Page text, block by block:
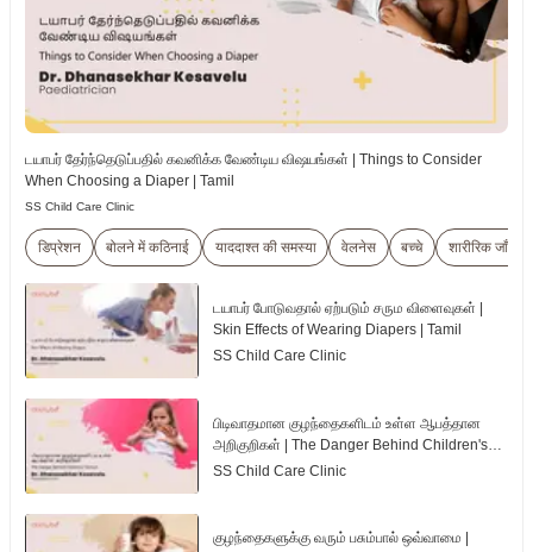
டயாபர் தேர்ந்தெடுப்பதில் கவனிக்க வேண்டிய விஷயங்கள் | Things to Consider
When Choosing a Diaper | Tamil
SS Child Care Clinic
डिप्रेशन बोलने में कठिनाई याददाश्त की समस्या वेलनेस बच्चे शारीरिक जाँच
டயாபர் போடுவதால் ஏற்படும் சரும விளைவுகள் |
Skin Effects of Wearing Diapers | Tamil
SS Child Care Clinic
பிடிவாதமான குழந்தைகளிடம் உள்ள ஆபத்தான
அறிகுறிகள் | The Danger Behind Children's
Tantrum | Tamil
SS Child Care Clinic
குழந்தைகளுக்கு வரும் பசும்பால் ஒவ்வாமை |